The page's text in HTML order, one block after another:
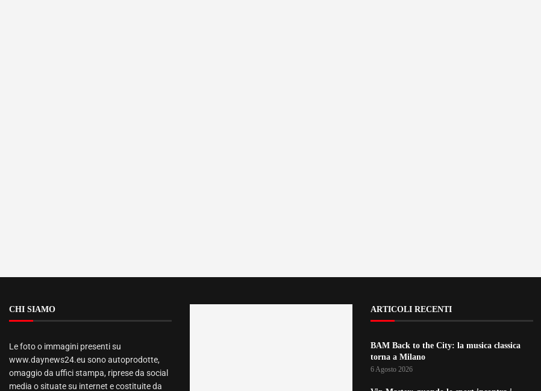
CHI SIAMO
Le foto o immagini presenti su
www.daynews24.eu sono autoprodotte,
omaggio da uffici stampa, riprese da social
media o situate su internet e costituite da
ARTICOLI RECENTI
BAM Back to the City: la musica classica
torna a Milano
6 Agosto 2026